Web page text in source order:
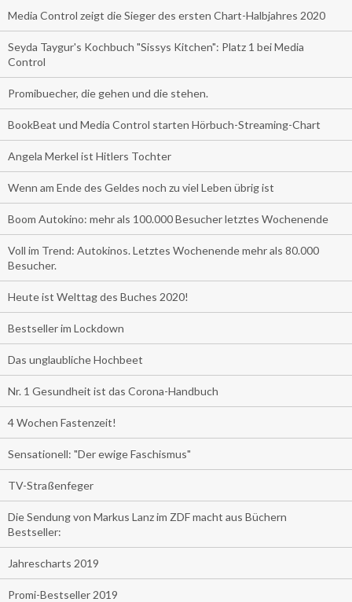
Media Control zeigt die Sieger des ersten Chart-Halbjahres 2020
Seyda Taygur's Kochbuch "Sissys Kitchen": Platz 1 bei Media
Control
Promibuecher, die gehen und die stehen.
BookBeat und Media Control starten Hörbuch-Streaming-Chart
Angela Merkel ist Hitlers Tochter
Wenn am Ende des Geldes noch zu viel Leben übrig ist
Boom Autokino: mehr als 100.000 Besucher letztes Wochenende
Voll im Trend: Autokinos. Letztes Wochenende mehr als 80.000
Besucher.
Heute ist Welttag des Buches 2020!
Bestseller im Lockdown
Das unglaubliche Hochbeet
Nr. 1 Gesundheit ist das Corona-Handbuch
4 Wochen Fastenzeit!
Sensationell: "Der ewige Faschismus"
TV-Straßenfeger
Die Sendung von Markus Lanz im ZDF macht aus Büchern
Bestseller:
Jahrescharts 2019
Promi-Bestseller 2019